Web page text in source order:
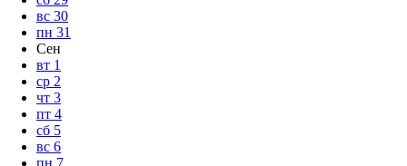
вс 30
пн 31
Сен
вт 1
ср 2
чт 3
пт 4
сб 5
вс 6
пн 7